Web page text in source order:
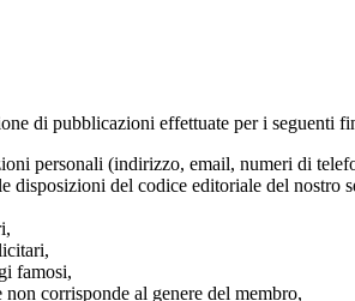
di pubblicazioni effettuate per i seguenti
personali (indirizzo, email, numeri di
disposizioni del codice editoriale del
famosi,
corrisponde al genere del membro,